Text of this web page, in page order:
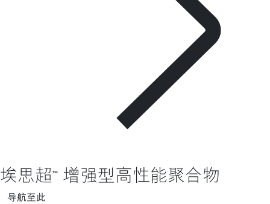
埃思超™ 增强型高性能聚合物
导航至此